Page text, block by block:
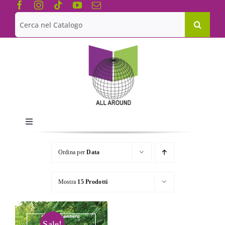
Salta
contenuto
Cerca
per:
Toggle
Navigation
Chi siamo
Le Collane
Catalogo
Ordina perData
Mostra 15 Prodotti